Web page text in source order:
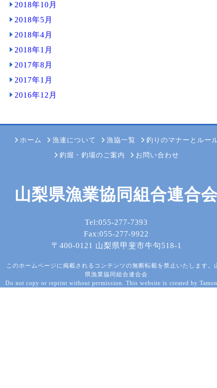
2018年10月
2018年5月
2018年4月
2018年1月
2017年8月
2017年1月
2016年12月
ホーム 漁連について 漁協一覧 釣りのマナーとルー
釣堀・釣場のご案内 お問い合わせ
山梨県漁業協同組合連合
Tel:055-277-7393
Fax:055-277-9922
〒400-0121 山梨県甲斐市牛句518-1
このホームページに掲載されるコンテンツの無断転載を禁止いたします。
県漁業協同組合連合会
Do not copy or reprint without permission. This website is created by